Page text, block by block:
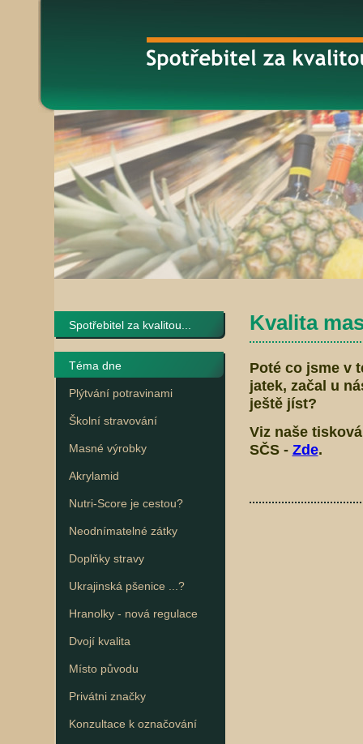
Spotřebitel za kvalitou...
Téma dne
Plýtvání potravinami
Školní stravování
Masné výrobky
Akrylamid
Nutri-Score je cestou?
Neodnímatelné zátky
Doplňky stravy
Ukrajinská pšenice ...?
Hranolky - nová regulace
Dvojí kvalita
Místo původu
Privátni značky
Konzultace k označování
Kvalita
Poté co jsme v
jatek, začal u
ještě jíst?
Viz naše
SČS - Zde.